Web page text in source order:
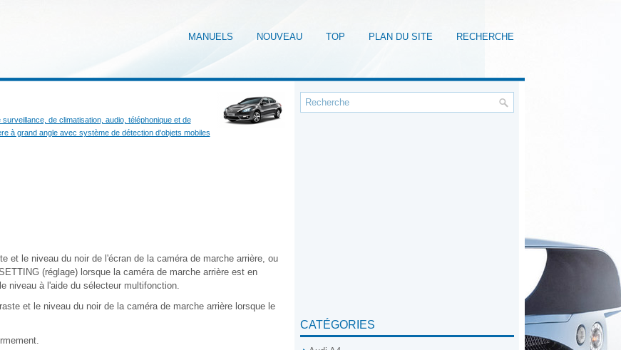
MANUELS NOUVEAU TOP PLAN DU SITE RECHERCHE
de climatisation, audio, téléphonique et de
à grand angle avec système de détection d'objets mobiles
et le niveau du noir de l'écran de la caméra de marche arrière, ou
(réglage) lorsque la caméra de marche arrière est en
niveau à l'aide du sélecteur multifonction.
et le niveau du noir de la caméra de marche arrière lorsque le
CATÉGORIES